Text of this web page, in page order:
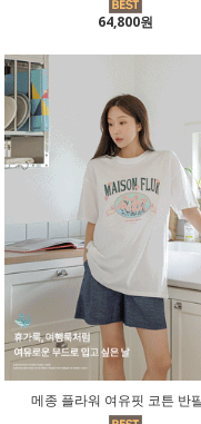
64,800원
메종 플라워 여유핏 코튼 반